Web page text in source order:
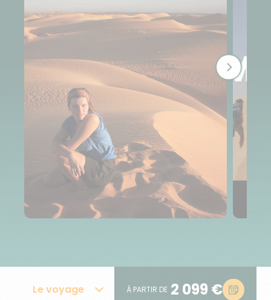
Le voyage À PARTIR DE 2 099 €